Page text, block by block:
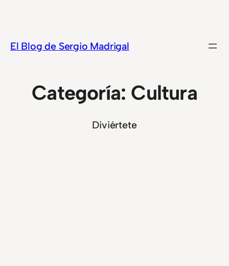
contenido
El Blog de Sergio Madrigal
Categoría: Cultura
Diviértete